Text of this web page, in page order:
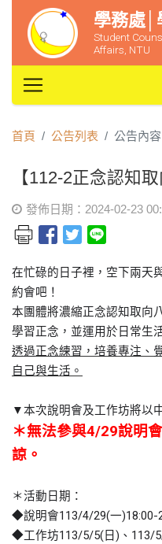
學務處│
Student
Affairs, NTU
首頁 公告列表 公告內容
【112-2正念認知
發佈日期：2024-02-23
在忙碌的日子裡，空下兩天
約會吧！
本團體將濃縮正念認知取向
學習正念，並運用於日常生
透過正念練習，培養專注、
自己與生活。
▼本次說明會及工作坊將以
＊無法參與4/29說明
諒。
＊活動日期：
◆說明會113/4/29(一)18:00-
◆工作坊113/5/5(日 ) 、 113/